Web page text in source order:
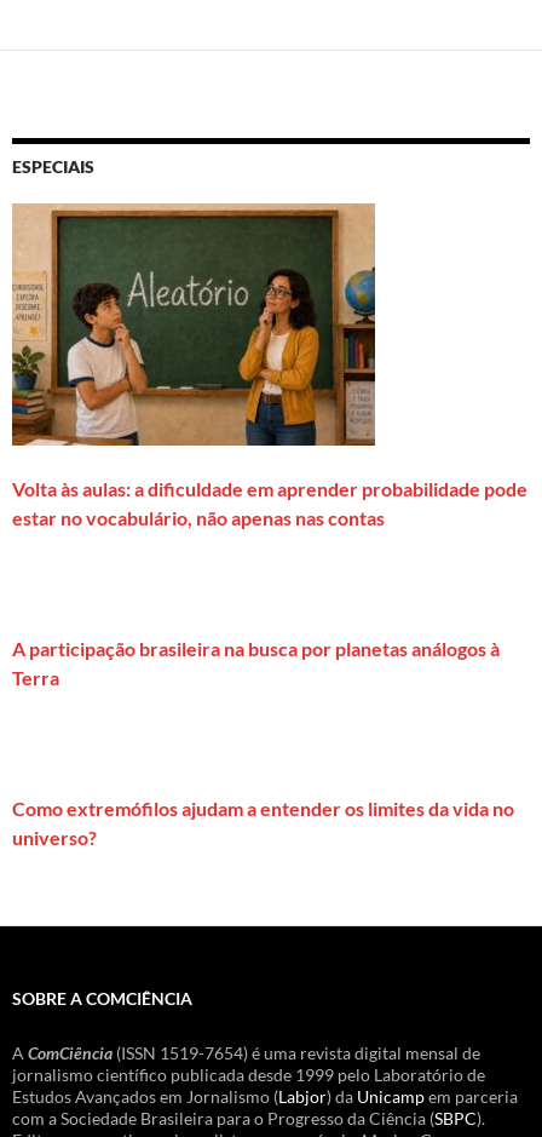
ESPECIAIS
Volta às aulas: a dificuldade em aprender probabilidade pode
estar no vocabulário, não apenas nas contas
A participação brasileira na busca por planetas análogos à
Terra
Como extremófilos ajudam a entender os limites da vida no
universo?
SOBRE A COMCIÊNCIA
A ComCiência (ISSN 1519-7654) é uma revista digital mensal de
jornalismo científico publicada desde 1999 pelo Laboratório de
Estudos Avançados em Jornalismo (Labjor) da Unicampem parceria
com a Sociedade Brasileira para o Progresso da Ciência (SBPC).